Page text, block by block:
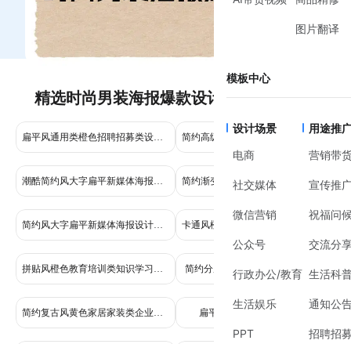
图片翻译
模板中心
设计场景
电商
社交媒体
微信营销
公众号
行政办公/教育
生活娱乐
PPT
用途推
营销带
宣传推
祝福问
交流分
生活科
通知公
招聘招
精选时尚男装海报爆款设计设计模板推荐
扁平风通用类橙色招聘招募类设计岗位手机全屏海报
潮酷简约风大字扁平新媒体海报设计干货分享小红书封面
简约风大字扁平新媒体海报设计干货分享小红书封面
拼贴风橙色教育培训类知识学习讲座通知宣传全屏手机海报
简约复古风黄色家居家装类企业项目简报行政办公海报
简约高级感实景世界气象日月球宇航员海报设计比赛征稿手机海报
简约渐变海报设计宣传推广公众号二维码
简约分广告传媒干货科普手机海报
扁平风手绘设计师招聘海报